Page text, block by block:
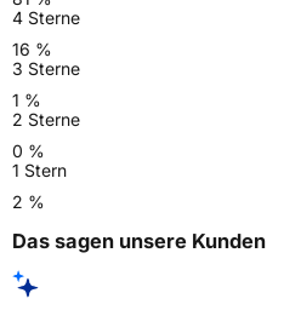
4 Sterne
16 %
3 Sterne
1 %
2 Sterne
0 %
1 Stern
2 %
Das sagen unsere Kunden